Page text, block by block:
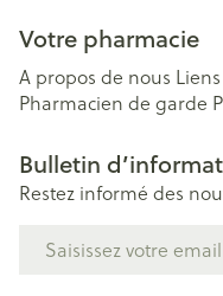
Votre pharmacie
A propos de nous
Pharmacien de garde
Bulletin
Restez informé des